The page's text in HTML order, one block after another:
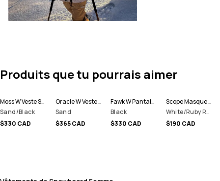
Produits que tu pourrais aimer
Moss W Veste Snowboard Femme
Sand/Black
$330 CAD
Oracle W Veste Snowboard Femme
Sand
$365 CAD
Fawk W Pantalon de Snowboard Femme
Black
$330 CAD
Scope Masque de ski
White/Ruby Red Mirror
$190 CAD